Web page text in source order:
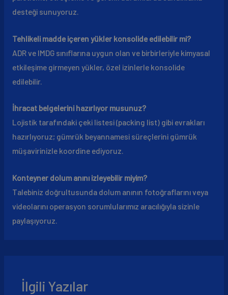
desteği sunuyoruz.
Tehlikeli madde içeren yükler konsolide edilebilir mi?
ADR ve IMDG sınıflarına uygun olan ve birbirleriyle kimyasal
etkileşime girmeyen yükler, özel izinlerle konsolide
edilebilir.
İhracat belgelerini hazırlıyor musunuz?
Lojistik tarafındaki çeki listesi (packing list) gibi evrakları
hazırlıyoruz; gümrük beyannamesi süreçlerini gümrük
müşavirinizle koordine ediyoruz.
Konteyner dolum anını izleyebilir miyim?
Talebiniz doğrultusunda dolum anının fotoğraflarını veya
videolarını operasyon sorumlularımız aracılığıyla sizinle
paylaşıyoruz.
İlgili Yazılar